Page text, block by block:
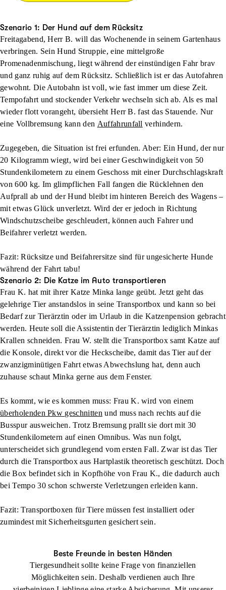
Szenario 1: Der Hund auf dem Rücksitz
Freitagabend, Herr B. will das Wochenende in seinem Gartenhaus
verbringen. Sein Hund Struppie, eine mittelgroße
Promenadenmischung, liegt während der einstündigen Fahr brav
und ganz ruhig auf dem Rücksitz. Schließlich ist er das Autofahren
gewohnt. Die Autobahn ist voll, wie fast immer um diese Zeit.
Tempofahrt und stockender Verkehr wechseln sich ab. Als es mal
wieder flott vorangeht, übersieht Herr B. fast das Stauende. Nur
eine Vollbremsung kann den Auffahrunfall verhindern.
Zugegeben, die Situation ist frei erfunden. Aber: Ein Hund, der nur
20 Kilogramm wiegt, wird bei einer Geschwindigkeit von 50
Stundenkilometern zu einem Geschoss mit einer Durchschlagskraft
von 600 kg. Im glimpflichen Fall fangen die Rücklehnen den
Aufprall ab und der Hund bleibt im hinteren Bereich des Wagens –
mit etwas Glück unverletzt. Wird der er jedoch in Richtung
Windschutzscheibe geschleudert, können auch Fahrer und
Beifahrer verletzt werden.
Fazit: Rücksitze und Beifahrersitze sind für ungesicherte Hunde
während der Fahrt tabu!
Szenario 2: Die Katze im Auto transportieren
Frau K. hat mit ihrer Katze Minka lange geübt. Jetzt geht das
gelehrige Tier anstandslos in seine Transportbox und kann so bei
Bedarf zur Tierärztin oder im Urlaub in die Katzenpension gebracht
werden. Heute soll die Assistentin der Tierärztin lediglich Minkas
Krallen schneiden. Frau W. stellt die Transportbox samt Katze auf
die Konsole, direkt vor die Heckscheibe, damit das Tier auf der
zwanzigminütigen Fahrt etwas Abwechslung hat, denn auch
zuhause schaut Minka gerne aus dem Fenster.
Es kommt, wie es kommen muss: Frau K. wird von einem
überholenden Pkw geschnitten und muss nach rechts auf die
Busspur ausweichen. Trotz Bremsung prallt sie dort mit 30
Stundenkilometern auf einen Omnibus. Was nun folgt,
unterscheidet sich grundlegend vom ersten Fall. Zwar ist das Tier
durch die Transportbox aus Hartplastik theoretisch geschützt. Doch
die Box befindet sich in Kopfhöhe von Frau K., die dadurch auch
bei Tempo 30 schon schwerste Verletzungen erleiden kann.
Fazit: Transportboxen für Tiere müssen fest installiert oder
zumindest mit Sicherheitsgurten gesichert sein.
Beste Freunde in besten Händen
Tiergesundheit sollte keine Frage von finanziellen
Möglichkeiten sein. Deshalb verdienen auch Ihre